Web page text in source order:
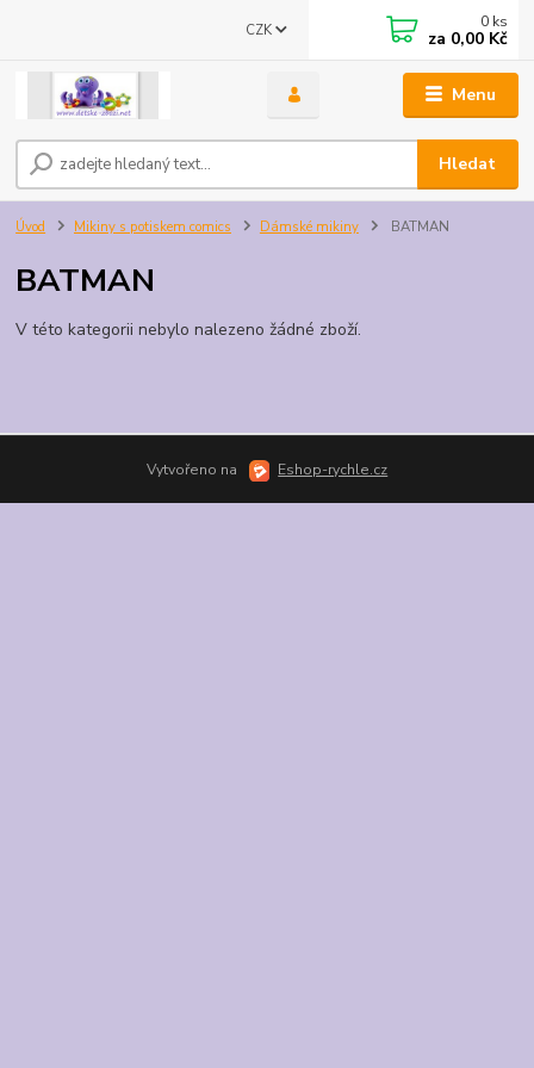
Menu
CZK
Hledat
0 ks
za 0,00 Kč
Úvod Mikiny s potiskem comics Dámské mikiny BATMAN
BATMAN
V této kategorii nebylo nalezeno žádné zboží.
Vytvořeno na Eshop-rychle.cz